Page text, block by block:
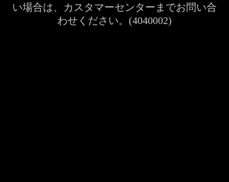
い場合は、カスタマーセンターまでお問い合
わせください。(4040002)